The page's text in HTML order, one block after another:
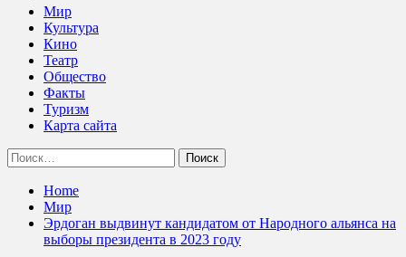
Мир
Культура
Кино
Театр
Общество
Факты
Туризм
Карта сайта
Найти:
Home
Мир
Эрдоган выдвинут кандидатом от Народного альянса на
выборы президента в 2023 году